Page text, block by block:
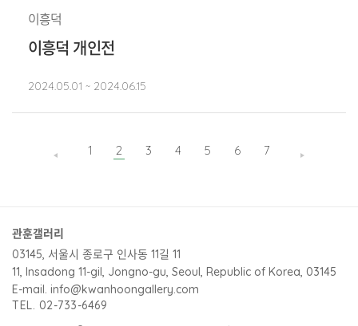
이흥덕
이흥덕 개인전
2024.05.01 ~ 2024.06.15
1 2 3 4 5 6 7
관훈갤러리
03145, 서울시 종로구 인사동 11길 11
11, Insadong 11-gil, Jongno-gu, Seoul, Republic of Korea, 03145
E-mail. info@kwanhoongallery.com
TEL. 02-733-6469